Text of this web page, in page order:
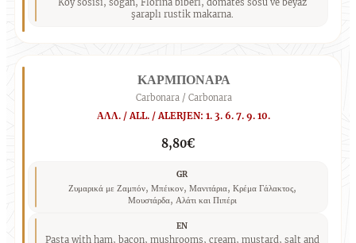
Köy sosisi, soğan, Florina biberi, domates sosu ve beyaz
şaraplı rustik makarna.
ΚΑΡΜΠΟΝΑΡΑ
Carbonara / Carbonara
ΑΛΛ. / ALL. / ALERJEN: 1. 3. 6. 7. 9. 10.
8,80€
GR
Ζυμαρικά με Ζαμπόν, Μπέικον, Μανιτάρια, Κρέμα Γάλακτος,
Μουστάρδα, Αλάτι και Πιπέρι
EN
Pasta with ham, bacon, mushrooms, cream, mustard, salt and